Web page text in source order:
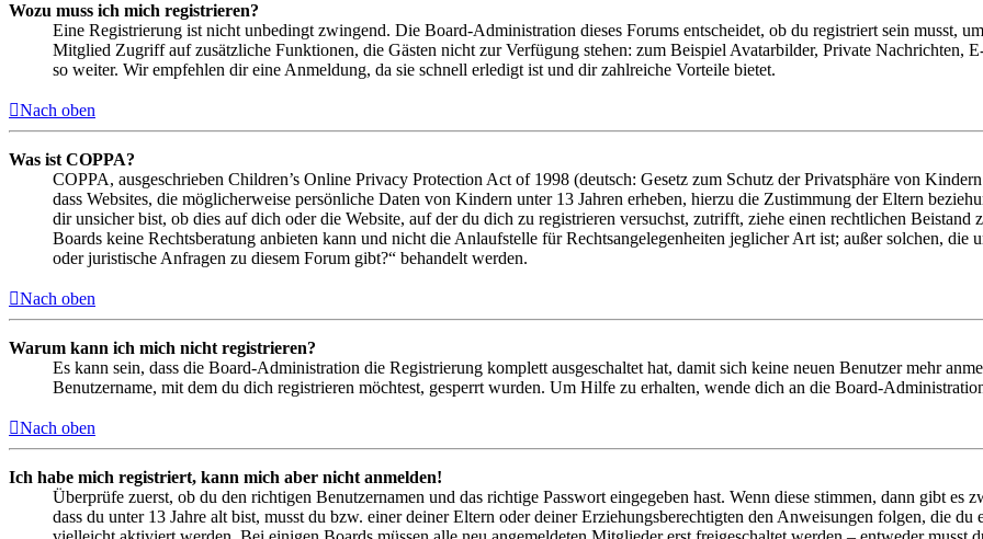
Wozu muss ich mich registrieren?
Eine Registrierung ist nicht unbedingt zwingend. Die Board-Administration dieses Forums entscheidet, ob du registriert sein musst,
Mitglied Zugriff auf zusätzliche Funktionen, die Gästen nicht zur Verfügung stehen: zum Beispiel Avatarbilder, Private Nachrichten,
so weiter. Wir empfehlen dir eine Anmeldung, da sie schnell erledigt ist und dir zahlreiche Vorteile bietet.
Nach oben
Was ist COPPA?
COPPA, ausgeschrieben Children’s Online Privacy Protection Act of 1998 (deutsch: Gesetz zum Schutz der Privatsphäre von
dass Websites, die möglicherweise persönliche Daten von Kindern unter 13 Jahren erheben, hierzu die Zustimmung der Eltern
dir unsicher bist, ob dies auf dich oder die Website, auf der du dich zu registrieren versuchst, zutrifft, ziehe einen rechtlichen
Boards keine Rechtsberatung anbieten kann und nicht die Anlaufstelle für Rechtsangelegenheiten jeglicher Art ist; außer solchen,
oder juristische Anfragen zu diesem Forum gibt?“ behandelt werden.
Nach oben
Warum kann ich mich nicht registrieren?
Es kann sein, dass die Board-Administration die Registrierung komplett ausgeschaltet hat, damit sich keine neuen Benutzer mehr
Benutzername, mit dem du dich registrieren möchtest, gesperrt wurden. Um Hilfe zu erhalten, wende dich an die Board-
Nach oben
Ich habe mich registriert, kann mich aber nicht anmelden!
Überprüfe zuerst, ob du den richtigen Benutzernamen und das richtige Passwort eingegeben hast. Wenn diese stimmen, dann gibt es
dass du unter 13 Jahre alt bist, musst du bzw. einer deiner Eltern oder deiner Erziehungsberechtigten den Anweisungen folgen, die